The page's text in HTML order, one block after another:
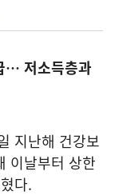
… 저소득층과
지난해 건강보
이날부터 상한
다.